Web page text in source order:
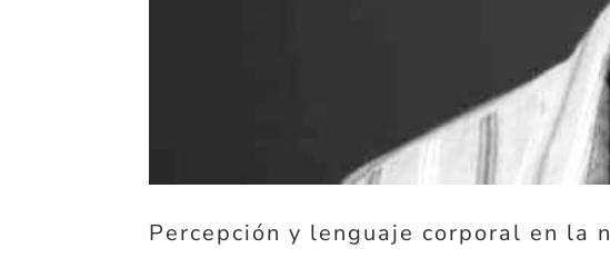
Percepción y lenguaje corporal en la